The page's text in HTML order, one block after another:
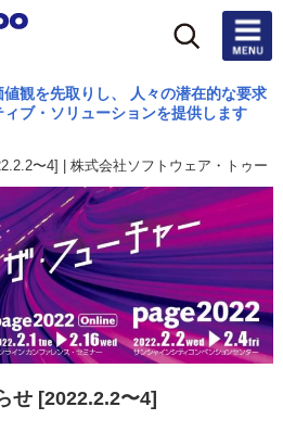
製
品
活
用
事
例
ア
観を先取りし、 人々の潜在的な要求
ブ・ソリューションを提供します
〜4] | 株式会社ソフトウェア・トゥー
せ [2022.2.2〜4]